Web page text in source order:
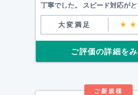
丁寧でした。 スピード対応が
たです。
大変満足
ご評価の詳細を
ご新規様